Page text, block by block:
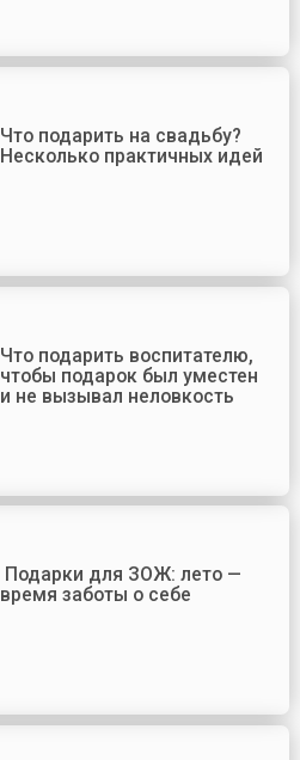
Что подарить на свадьбу?
Несколько практичных идей
Что подарить воспитателю,
чтобы подарок был уместен
и не вызывал неловкость
Подарки для ЗОЖ: лето —
время заботы о себе